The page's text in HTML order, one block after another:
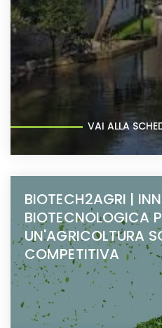
VAI ALLA
BIOTECH2AGRI |
BIOTECNOLOGICA
UN'AGRICOLTURA
COMPETITIVA